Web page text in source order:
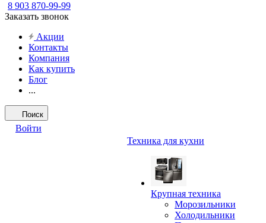
8 903 870-99-99
Заказать звонок
Акции
Контакты
Компания
Как купить
Блог
...
Поиск
Войти
Техника для кухни
Крупная техника
Морозильники
Холодильники